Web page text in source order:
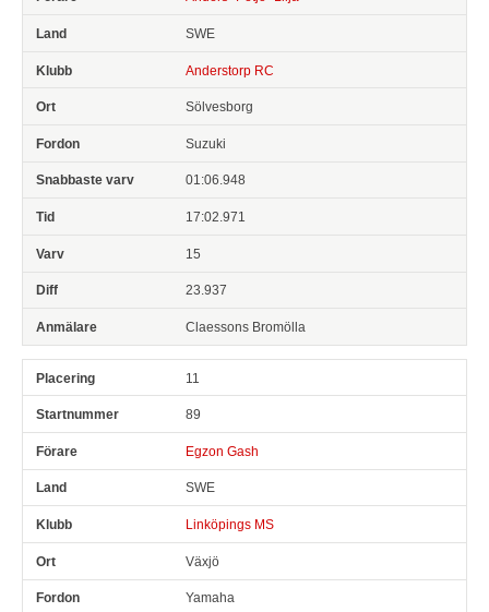
SWE
Anderstorp RC
Sölvesborg
Suzuki
01:06.948
17:02.971
15
23.937
Claessons Bromölla
11
89
Egzon Gash
SWE
Linköpings MS
Växjö
Yamaha